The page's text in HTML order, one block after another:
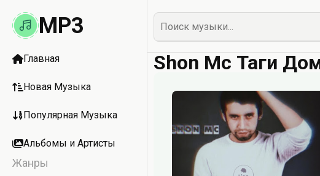
MP3
Главная
Новая Музыка
Популярная Музыка
Альбомы и Артисты
Жанры
Shon Mc Таги